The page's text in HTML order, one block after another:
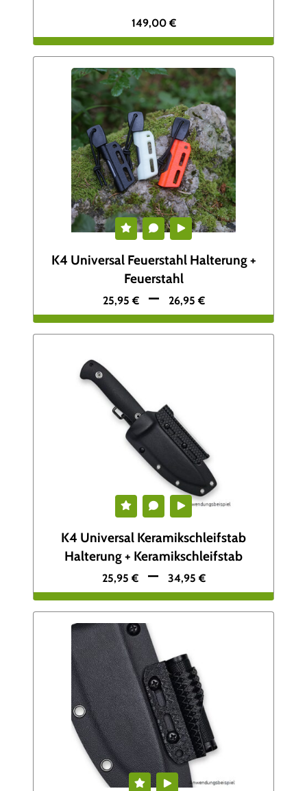
149,00€
K4 Universal Feuerstahl Halterung +
Feuerstahl
25,95€ – 26,95€
K4 Universal Keramikschleifstab
Halterung + Keramikschleifstab
25,95€ – 34,95€